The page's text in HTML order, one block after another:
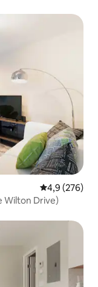
4,9 de uma
4,9 (276)
Wilton Drive)